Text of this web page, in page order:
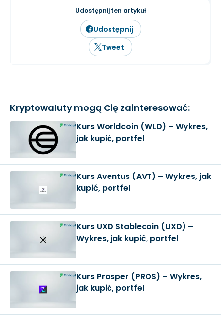
Udostępnij ten artykuł
Udostępnij
Tweet
Kryptowaluty mogą Cię zainteresować:
Kurs Worldcoin (WLD) – Wykres,
jak kupić, portfel
Kurs Aventus (AVT) – Wykres, jak
kupić, portfel
Kurs UXD Stablecoin (UXD) –
Wykres, jak kupić, portfel
Kurs Prosper (PROS) – Wykres,
jak kupić, portfel